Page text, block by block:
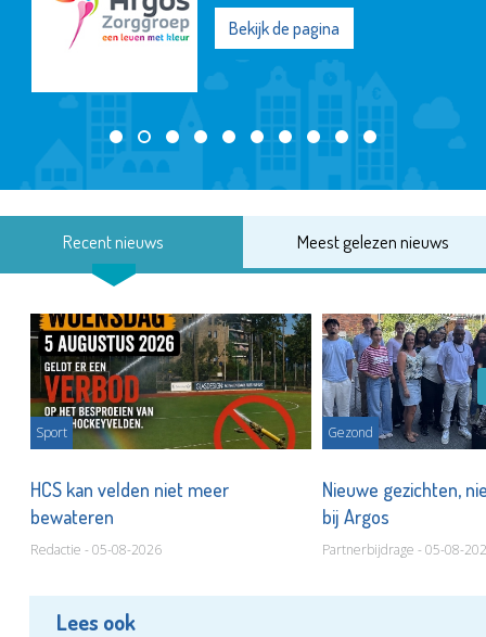
Bekijk de pagina
Recent nieuws Meest gelezen nieuws
Sport
HCS kan velden niet meer
bewateren
Redactie - 05-08-2026
Gezond
Nieuwe gezichten,
bij Argos
Partnerbijdrage - 05-08-
Lees ook